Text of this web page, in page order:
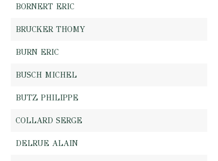
BORNERT ERIC
BRUCKER THOMY
BURN ERIC
BUSCH MICHEL
BUTZ PHILIPPE
COLLARD SERGE
DELRUE ALAIN